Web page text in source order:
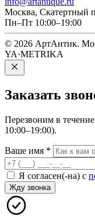
Москва, Скатертный
Пн–Пт 10:00–19:00
© 2026 АртАнтик.
YA·METRIKA
Заказать
Перезвоним в
10:00–19:00).
Ваше имя *
Я согласен(-на) с
Жду звонка